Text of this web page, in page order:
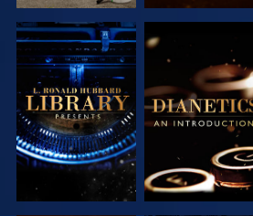
EXPLORA LAS
SERIES
EXPLORA LAS
SERIES